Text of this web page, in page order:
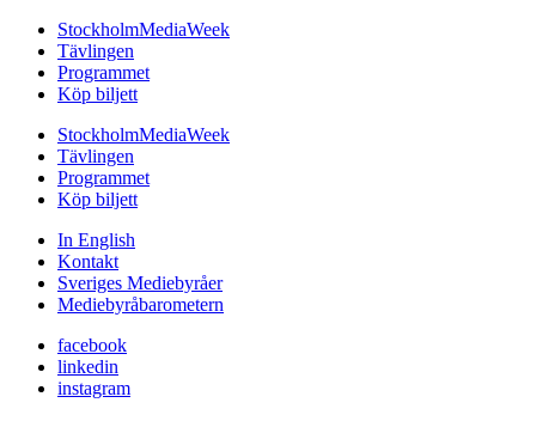
StockholmMediaWeek
Tävlingen
Programmet
Köp biljett
StockholmMediaWeek
Tävlingen
Programmet
Köp biljett
In English
Kontakt
Sveriges Mediebyråer
Mediebyråbarometern
facebook
linkedin
instagram